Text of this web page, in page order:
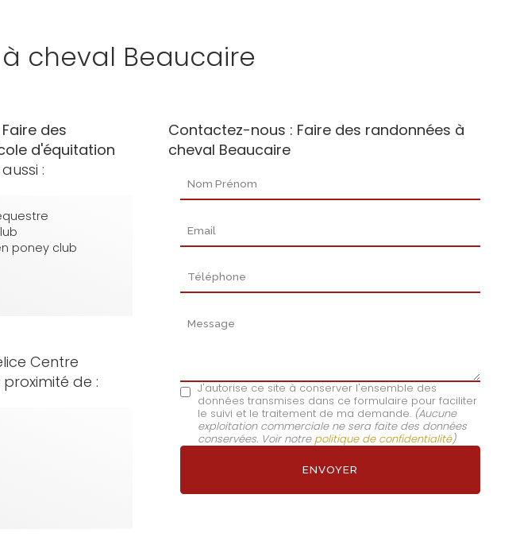
cheval Beaucaire
Faire des
d'équitation
:
poney club
Centre
de :
Contactez-nous : Faire des randonnées à
cheval Beaucaire
Nom Prénom
Email
Téléphone
Message
J'autorise ce site à conserver l'ensemble des
données transmises dans ce formulaire pour faciliter
le suivi et le traitement de ma demande. (Aucune
exploitation commerciale ne sera faite des données
conservées. Voir notre politique de confidentialité)